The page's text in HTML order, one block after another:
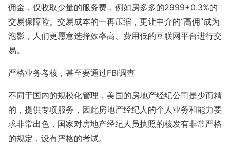
佣金，仅收取少量的服务费，例如房多多的2999+0.3%的
交易保障险。交易成本的一再压缩，更让中介的“高佣”成为
泡影，人们更愿意选择效率高、费用低的互联网平台进行交
易。
严格业务考核，甚至要通过FBI调查
不同于国内的规模化管理，美国的房地产经纪公司是少而精
的，提供专项服务，因此房地产经纪人的个人业务和能力要
求非常出色，国家对房地产经纪人员执照的核发有非常严格
的规定，设有严格的考试。